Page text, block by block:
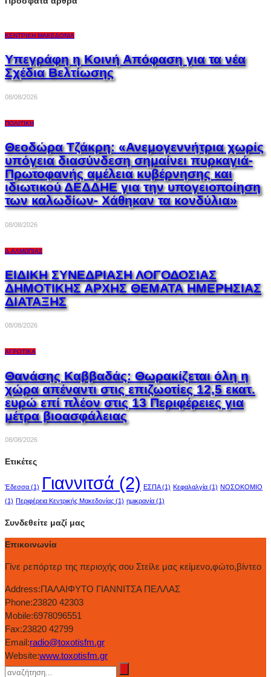
ΚΕΝΤΡΙΚΉ ΜΑΚΕΔΟΝΊΑ
Υπεγράφη η Κοινή Απόφαση για τα νέα
Σχέδια Βελτίωσης
08/08/2026
ΠΟΛΙΤΙΚΉ
Θεοδώρα Τζάκρη: «Ανεμογεννήτρια χωρίς
υπόγεια διασύνδεση σημαίνει πυρκαγιά-
Πρωτοφανής αμέλεια κυβέρνησης και
ιδιωτικού ΔΕΔΔΗΕ για την υπογειοποίηση
των καλωδίων- Χάθηκαν τα κονδύλια»
08/08/2026
Δ.ΑΛΜΩΠΊΑΣ
ΕΙΔΙΚΗ ΣΥΝΕΔΡΙΑΣΗ ΛΟΓΟΔΟΣΙΑΣ
ΔΗΜΟΤΙΚΗΣ ΑΡΧΗΣ ΘΕΜΑΤΑ ΗΜΕΡΗΣΙΑΣ
ΔΙΑΤΑΞΗΣ
08/08/2026
ΑΓΡΟΤΙΚΆ
Θανάσης Καββαδάς: Θωρακίζεται όλη η
χώρα απέναντι στις επιζωοτίες 12,5 εκατ.
ευρώ επί πλέον στις 13 Περιφέρειες για
μέτρα βιοασφάλειας
08/08/2026
Ετικέτες
Έδεσσα (1) Γιαννιτσά (2) ΕΣΠΑ(1) Κεφαλαλγία (1) ΝΟΣΟΚΟΜΙΟ
(1) Περιφέρεια Κεντρικής Μακεδονίας (1) ημικρανία (1)
Συνδεθείτε μαζί μας
Επικοινωνία
Γίνε ρεπόρτερ της περιοχής σου Στείλε μας κείμενο,φώτο,βίντεο
Address:ΠΑΛΑΙΦΥΤΟ ΓΙΑΝΝΙΤΣΑ ΠΕΛΛΑΣ
Phone:23820 42303
Mobile:6978096551
Fax:23820 42799
Email:radio@toxotisfm.gr
Website:www.toxotisfm.gr